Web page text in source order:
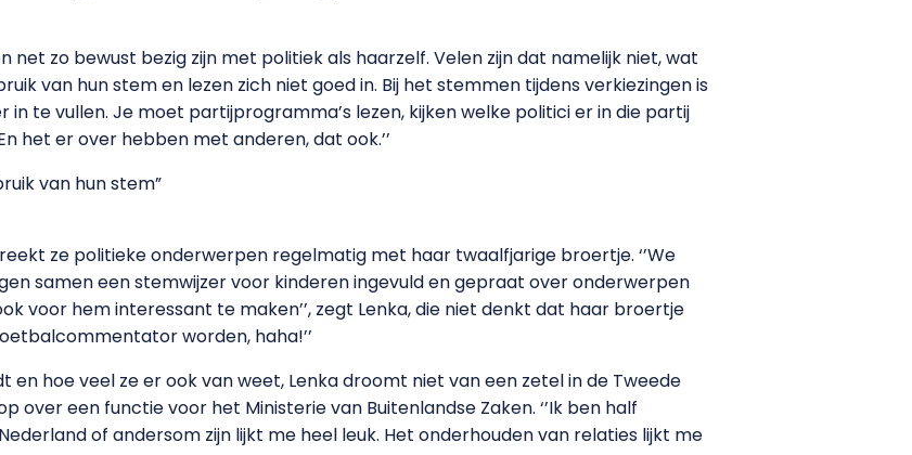
net zo bewust bezig zijn met politiek als haarzelf. Velen zijn dat namelijk niet, wat
van hun stem en lezen zich niet goed in. Bij het stemmen tijdens verkiezingen is
te vullen. Je moet partijprogramma’s lezen, kijken welke politici er in die partij
het er over hebben met anderen, dat ook.’’
van hun stem”
ze politieke onderwerpen regelmatig met haar twaalfjarige broertje. ‘’We
samen een stemwijzer voor kinderen ingevuld en gepraat over onderwerpen
voor hem interessant te maken’’, zegt Lenka, die niet denkt dat haar broertje
worden, haha!’’
en hoe veel ze er ook van weet, Lenka droomt niet van een zetel in de Tweede
over een functie voor het Ministerie van Buitenlandse Zaken. ‘’Ik ben half
of andersom zijn lijkt me heel leuk. Het onderhouden van relaties lijkt me